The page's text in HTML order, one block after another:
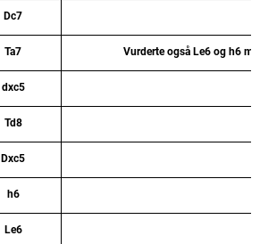
Dc7
Ta7 Vurderte også Le6 og h6
dxc5
Td8
Dxc5
h6
Le6